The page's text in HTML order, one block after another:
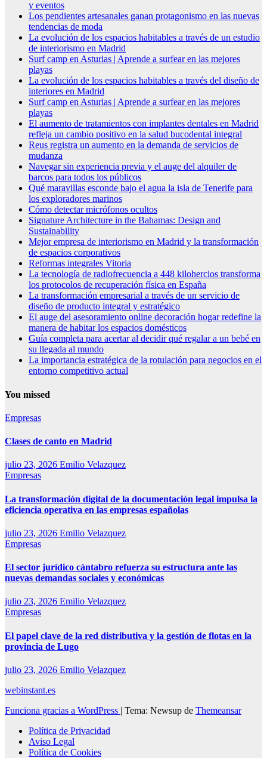
y eventos
Los pendientes artesanales ganan protagonismo en las nuevas
tendencias de moda
La evolución de los espacios habitables a través de un estudio
de interiorismo en Madrid
Surf camp en Asturias | Aprende a surfear en las mejores
playas
La evolución de los espacios habitables a través del diseño de
interiores en Madrid
Surf camp en Asturias | Aprende a surfear en las mejores
playas
El aumento de tratamientos con implantes dentales en Madrid
refleja un cambio positivo en la salud bucodental integral
Reus registra un aumento en la demanda de servicios de
mudanza
Navegar sin experiencia previa y el auge del alquiler de
barcos para todos los públicos
Qué maravillas esconde bajo el agua la isla de Tenerife para
los exploradores marinos
Cómo detectar micrófonos ocultos
Signature Architecture in the Bahamas: Design and
Sustainability
Mejor empresa de interiorismo en Madrid y la transformación
de espacios corporativos
Reformas integrales Vitoria
La tecnología de radiofrecuencia a 448 kilohercios transforma
los protocolos de recuperación física en España
La transformación empresarial a través de un servicio de
diseño de producto integral y estratégico
El auge del asesoramiento online decoración hogar redefine la
manera de habitar los espacios domésticos
Guía completa para acertar al decidir qué regalar a un bebé en
su llegada al mundo
La importancia estratégica de la rotulación para negocios en el
entorno competitivo actual
You missed
Empresas
Clases de canto en Madrid
julio 23, 2026 Emilio Velazquez
Empresas
La transformación digital de la documentación legal impulsa la
eficiencia operativa en las empresas españolas
julio 23, 2026 Emilio Velazquez
Empresas
El sector jurídico cántabro refuerza su estructura ante las
nuevas demandas sociales y económicas
julio 23, 2026 Emilio Velazquez
Empresas
El papel clave de la red distributiva y la gestión de flotas en la
provincia de Lugo
julio 23, 2026 Emilio Velazquez
webinstant.es
Funciona gracias a WordPress | Tema: Newsup de Themeansar
Política de Privacidad
Aviso Legal
Política de Cookies